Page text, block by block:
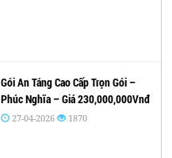
Gói An Táng Cao Cấp Trọn Gói –
Phúc Nghĩa – Giá 230,000,000Vnđ
27-04-2026 1870